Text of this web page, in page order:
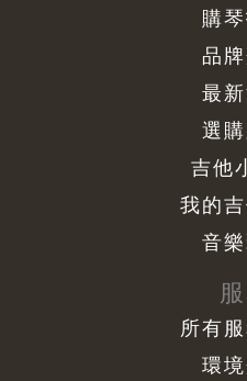
購
品
最
選
吉他
我的
音
所有
環